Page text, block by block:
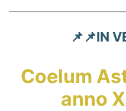
📌📌IN
Coelum
anno